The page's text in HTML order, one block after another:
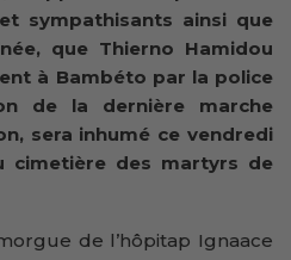
sympathisants ainsi que
que Thierno Hamidou
à Bambéto par la police
de la dernière marche
sera inhumé ce vendredi
cimetière des martyrs de
de l’hôpitap Ignaace